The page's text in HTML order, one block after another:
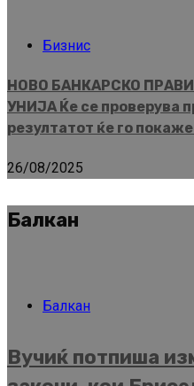
Бизнис
НОВО БАНКАРСКО
УНИЈА Ќе се проверува
резултатот ќе го
26/08/2025
Балкан
Балкан
Вучиќ потпиша